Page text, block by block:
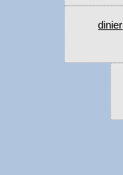
dinier